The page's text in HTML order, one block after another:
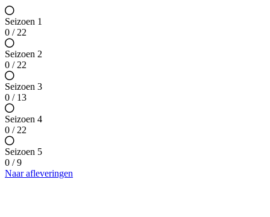
Seizoen 1
0 / 22
Seizoen 2
0 / 22
Seizoen 3
0 / 13
Seizoen 4
0 / 22
Seizoen 5
0 / 9
Naar afleveringen